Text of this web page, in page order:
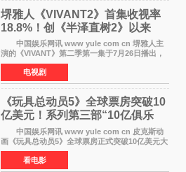
堺雅人《VIVANT2》首集收视率
18.8%！创《半泽直树2》以来
TBS周日剧场最高开局
中国娱乐网讯 www yule com cn 堺雅人主
演的《VIVANT》第二季第一集于7月26日播出，
首集收视率高达18 8%，成为自2020年《半泽直
树2》首集22%以来，TBS周日剧场最高开播收视
纪录。 考虑到
电视剧
《玩具总动员5》全球票房突破10
亿美元！系列第三部“10亿俱乐
部”达成
中国娱乐网讯 www yule com cn 皮克斯动
画《玩具总动员5》全球票房正式突破10亿美元大
关。截至上周末，该片全球累计票房已达10 22亿
美元，其中北美市场贡献4 48亿美元，中国内地
看电影